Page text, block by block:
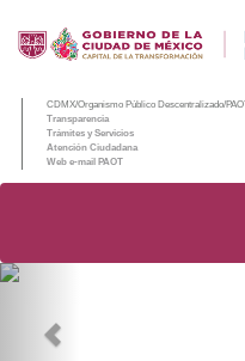
CDMX/Organismo Público Descentralizado/
Transparencia
Trámites y Servicios
Atención Ciudadana
Web e-mail PAOT